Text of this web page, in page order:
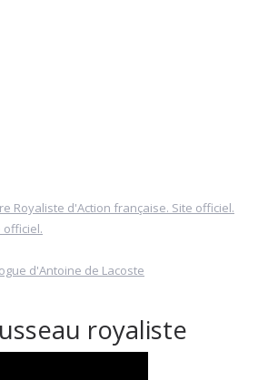
Royaliste d'Action française. Site officiel.
officiel.
d'Antoine de Lacoste
royaliste